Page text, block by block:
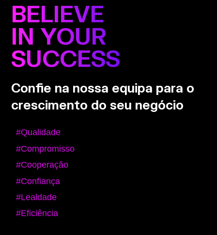
BELIEVE
IN YOUR
SUCCESS
Confie na nossa equipa para o
crescimento do seu negócio
#Qualidade
#Compromisso
#Cooperação
#Confiança
#Lealdade
#Eficiência